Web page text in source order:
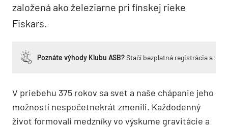
založená ako železiarne pri fínskej rieke
Fiskars.
Poznáte výhody Klubu ASB?Stačí bezplatná registrácia a
V priebehu 375 rokov sa svet a naše chápanie jeho
možností nespočetnekrát zmenili. Každodenný
život formovali medzníky vo výskume gravitácie a